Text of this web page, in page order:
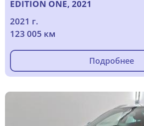
EDITION ONE, 2021
2021 г.
123 005 км
Подробнее